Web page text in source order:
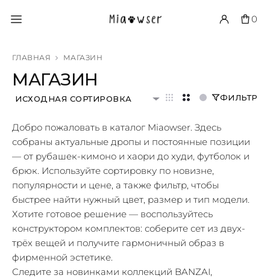
0
ГЛАВНАЯ МАГАЗИН
МАГАЗИН
ИСХОДНАЯ СОРТИРОВКА ФИЛЬТР
Добро пожаловать в каталог Miaowser. Здесь
собраны актуальные дропы и постоянные позиции
— от рубашек-кимоно и хаори до худи, футболок и
брюк. Используйте сортировку по новизне,
популярности и цене, а также фильтр, чтобы
быстрее найти нужный цвет, размер и тип модели.
Хотите готовое решение — воспользуйтесь
конструктором комплектов: соберите сет из двух-
трёх вещей и получите гармоничный образ в
фирменной эстетике.
Следите за новинками коллекций BANZAI,